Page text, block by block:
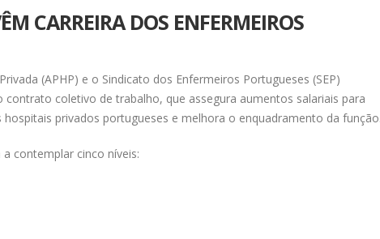
CARREIRA DOS ENFERMEIROS
(APHP) e o Sindicato dos Enfermeiros Portugueses (SEP)
coletivo de trabalho, que assegura aumentos salariais para
privados portugueses e melhora o enquadramento da função.
contemplar cinco níveis: